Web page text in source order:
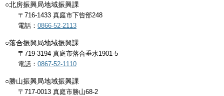
○北房振興局地域振興課
〒716-1433 真庭市下呰部248
電話： 0866-52-2113
○落合振興局地域振興課
〒719-3194 真庭市落合垂水1901-5
電話： 0867-52-1110
○勝山振興局地域振興課
〒717-0013 真庭市勝山68-2